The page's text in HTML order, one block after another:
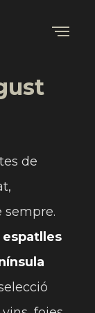
de
sempre.